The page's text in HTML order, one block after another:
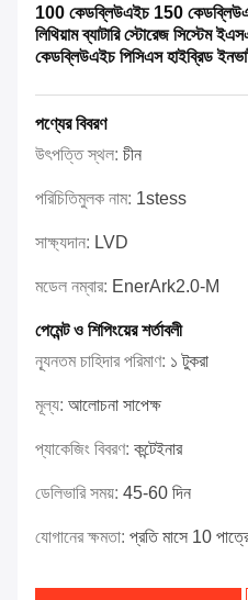
100 কেডব্লিউএইচ 150
লিথিয়াম ব্যাটারি স্টোরেজ সিস্টেম
কেডব্লিউএইচ পিসিএস হাইব্রিড
পণ্যের বিবরণ
উৎপত্তি স্থল: চীন
পরিচিতিমুলক নাম: 1stess
সাক্ষ্যদান: LVD
মডেল নম্বার: EnerArk2.0-M
পেমেন্ট ও শিপিংয়ের শর্তাবলী
ন্যূনতম চাহিদার পরিমাণ: ১ টুকরা
মূল্য: আলোচনা সাপেক্ষ
প্যাকেজিং বিবরণ: কন্টেইনার
ডেলিভারি সময়: 45-60 দিন
যোগানের ক্ষমতা: প্রতি মাসে 10